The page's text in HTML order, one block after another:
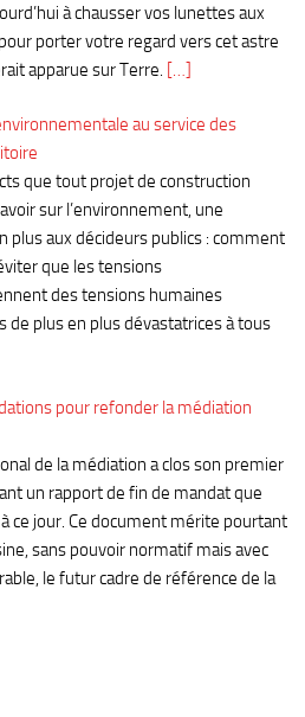
à chausser vos lunettes aux
porter votre regard vers cet astre
apparue sur Terre. […]
au service des
que tout projet de construction
sur l’environnement, une
plus aux décideurs publics : comment
que les tensions
des tensions humaines
de plus en plus dévastatrices à tous
pour refonder la médiation
de la médiation a clos son premier
un rapport de fin de mandat que
ce jour. Ce document mérite pourtant
sans pouvoir normatif mais avec
le futur cadre de référence de la